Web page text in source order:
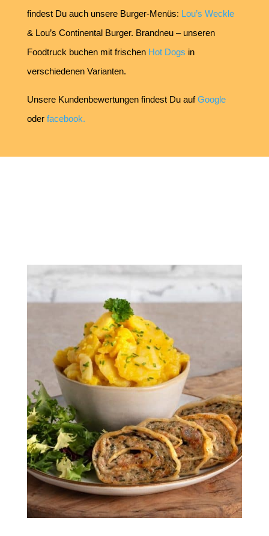
findest Du auch unsere Burger-Menüs: Lou’s Weckle
& Lou’s Continental Burger. Brandneu – unseren
Foodtruck buchen mit frischen Hot Dogs in
verschiedenen Varianten.
Unsere Kundenbewertungen findest Du aufGoogle
oder facebook.